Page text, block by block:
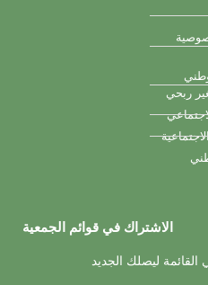
ربحي
الاشتراك في قوائم الجمعية
القائمة ليصلك الجديد